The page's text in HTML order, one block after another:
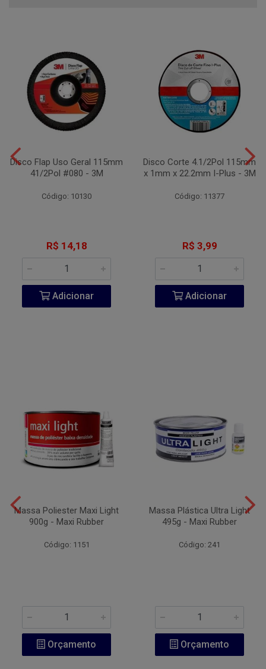
Disco Flap Uso Geral 115mm
41/2Pol #080 - 3M
Código: 10130
R$ 14,18
Adicionar
Disco Corte 4.1/2Pol 115mm
x 1mm x 22.2mm I-Plus - 3M
Código: 11377
R$ 3,99
Adicionar
Massa Poliester Maxi Light
900g - Maxi Rubber
Código: 1151
Orçamento
Massa Plástica Ultra Light
495g - Maxi Rubber
Código: 241
Orçamento